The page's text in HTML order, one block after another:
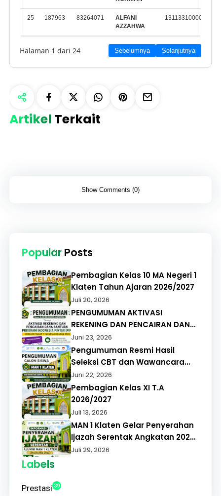
25 187963 83264071
ALFANI
AZZAHWA
131133100002
Halaman 1 dari 24 Sebelumnya Selanjutnya
Artikel Terkait
Show Comments (0)
Popular Posts
Pembagian Kelas 10 MA Negeri 1
Klaten Tahun Ajaran 2026/2027
Juli 20, 2026
PENGUMUMAN AKTIVASI
REKENING DAN PENCAIRAN DANA
BANTUAN PROGRAM INDONESIA
PINTAR (PIP) REGULER TAHAP 1
TAHUN ANGGARAN 2026
Juni 23, 2026
Pengumuman Resmi Hasil
Seleksi CBT dan Wawancara
PMBM MAN 1 Klaten Tahun
Pelajaran 2026/2027
Juni 22, 2026
Pembagian Kelas XI T.A
2026/2027
Juli 13, 2026
MAN 1 Klaten Gelar Penyerahan
Ijazah Serentak Angkatan 2026,
Alumni Apresiasi Pelayanan
Juli 29, 2026
Labels
Prestasi 39